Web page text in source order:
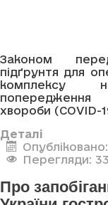
Законом
підґрунтя для
комплексу
попередження
хвороби (COVID-
Деталі
Перегляди:
Про